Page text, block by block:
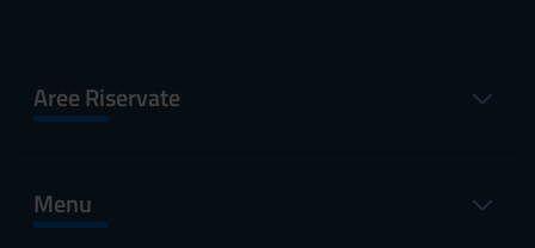
Aree Riservate
Menu